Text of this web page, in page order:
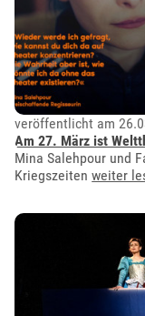
veröffentlicht am
Am 27. März ist
Mina Salehpour und
Kriegszeitenweiter